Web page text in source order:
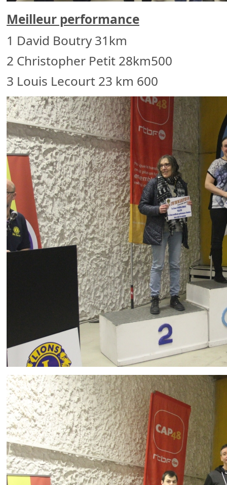
Meilleur performance
1 David Boutry 31km
2 Christopher Petit 28km500
3 Louis Lecourt 23 km 600